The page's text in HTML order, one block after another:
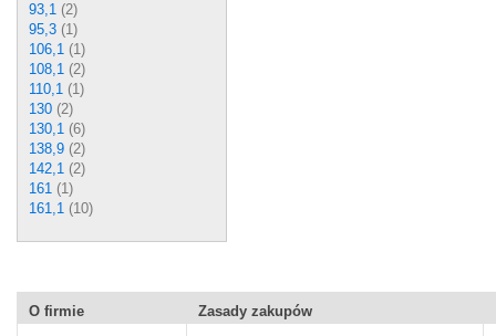
93,1 (2)
95,3 (1)
106,1 (1)
108,1 (2)
110,1 (1)
130 (2)
130,1 (6)
138,9 (2)
142,1 (2)
161 (1)
161,1 (10)
O firmie
Zasady zakupów